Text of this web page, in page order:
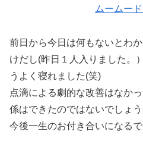
ムームー
前日から今日は何もないとわ
けだし(昨日１人入りました。
うよく寝れました(笑)
点滴による劇的な改善はなか
係はできたのではないでしょう
今後一生のお付き合いになるで